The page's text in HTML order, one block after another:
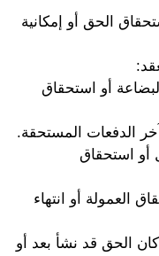
الحق أو إمكانية
أو استحقاق
المستحقة.
أو انتهاء
قد نشأ بعد أو